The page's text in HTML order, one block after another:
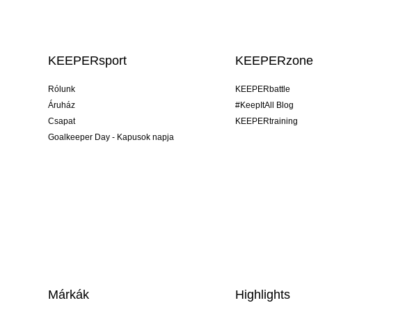
KEEPERsport
Rólunk
Áruház
Csapat
Goalkeeper Day - Kapusok napja
KEEPERzone
KEEPERbattle
#KeepItAll Blog
KEEPERtraining
Márkák Highlights